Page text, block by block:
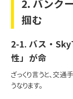
2. バンク
掴む
2-1. バス・
性」が命
ざっくり言うと、交
うなります。